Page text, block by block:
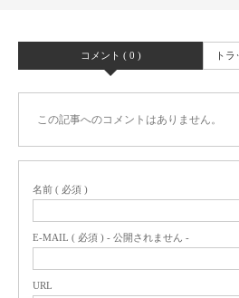
コメント ( 0 ) ト
この記事へのコメントはありません。
名前 ( 必須 )
E-MAIL ( 必須 ) - 公開されません -
URL